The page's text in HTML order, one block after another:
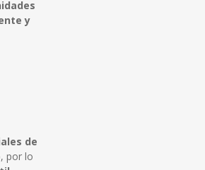
y
de
por lo